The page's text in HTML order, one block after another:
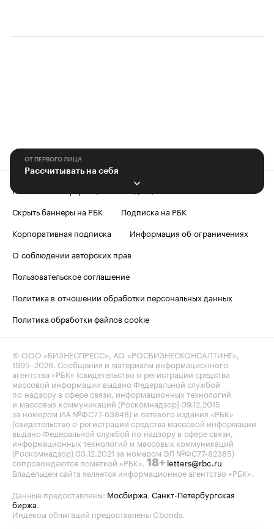
ОТ ПЕРВОГО ЛИЦА
Рассчитывать на себя
Контактная информация
Скрыть баннеры на РБК
Подписка на РБК
Корпоративная подписка
Информация об ограничениях
О соблюдении авторских прав
Пользовательское соглашение
Политика в отношении обработки персональных данных
Политика обработки файлов cookie
© ООО «БИЗНЕСПРЕСС», АО «РОСБИЗНЕСКОНСАЛТИНГ»,
1995–2026. Сообщения и материалы информационного
агентства «РБК» (свидетельство о регистрации средства
массовой информации выдано Федеральной службой
по надзору в сфере связи, информационных технологий
и массовых коммуникаций (Роскомнадзор) 09.12.2015
за номером ИА №ФС77-63848) и сетевого издания «РБК»
(свидетельство о регистрации средства массовой информации
выдано Федеральной службой по надзору в сфере связи,
информационных технологий и массовых коммуникаций
(Роскомнадзор) 03.12.2021 за номером ЭЛ №ФС77-82385)
сопровождаются пометкой «РБК». 18+ letters@rbc.ru
Владельцем сайта является информационное агентство «РБК».
Данные предоставлены: Мосбиржа, Санкт-Петербургская
биржа.
Индексы облигаций предоставлены Cbonds.